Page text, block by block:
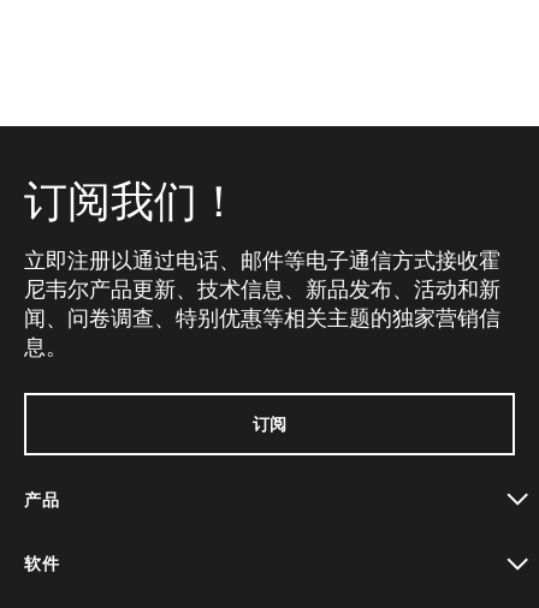
订阅我们！
立即注册以通过电话、邮件等电子通信方式接收霍
尼韦尔产品更新、技术信息、新品发布、活动和新
闻、问卷调查、特别优惠等相关主题的独家营销信
息。
订阅
产品
软件